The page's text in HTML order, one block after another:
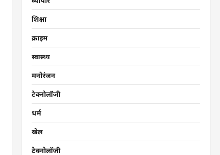
शिक्षा
क्राइम
स्वास्थ्य
मनोरंजन
टेक्नोलॉजी
धर्म
खेल
टेक्नोलॉजी